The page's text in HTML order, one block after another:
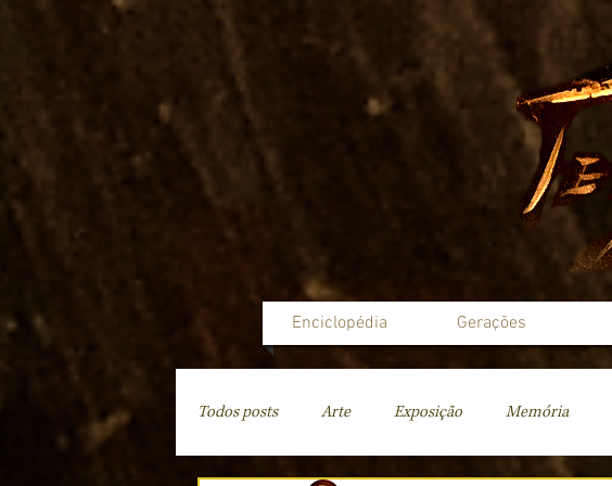
Enciclopédia Gerações
Todos posts Arte Exposição Memória